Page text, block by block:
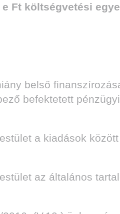
e Ft költségvetési
belső
befektetett
a kiadások
az általános